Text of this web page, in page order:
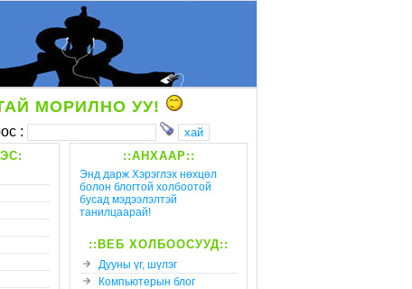
МОРИЛНО УУ!
:
::АНХААР::
Энд дарж Хэрэглэх нөхцөл
болон блогтой холбоотой
бусад мэдээлэлтэй
танилцаарай!
::ВЕБ ХОЛБООСУУД::
Дууны үг, шүлэг
Компьютерын блог